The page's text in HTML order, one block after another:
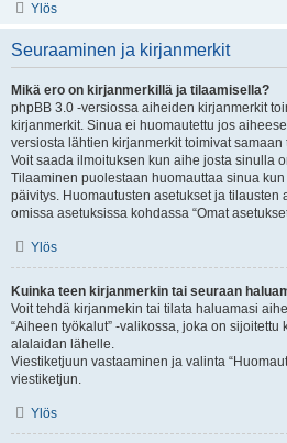
Ylös
Seuraaminen ja kirjanmerkit
Mikä ero on kirjanmerkillä ja tilaamisella?
phpBB 3.0 -versiossa aiheiden kirjanmerkit
kirjanmerkit. Sinua ei huomautettu jos
versiosta lähtien kirjanmerkit toimivat
Voit saada ilmoituksen kun aihe josta sinulla
Tilaaminen puolestaan huomauttaa sinua
päivitys. Huomautusten asetukset ja tilausten
omissa asetuksissa kohdassa “Omat
Ylös
Kuinka teen kirjanmerkin tai seuraan
Voit tehdä kirjanmekin tai tilata haluamasi
“Aiheen työkalut” -valikossa, joka on
alalaidan lähelle.
Viestiketjuun vastaaminen ja valinta
viestiketjun.
Ylös